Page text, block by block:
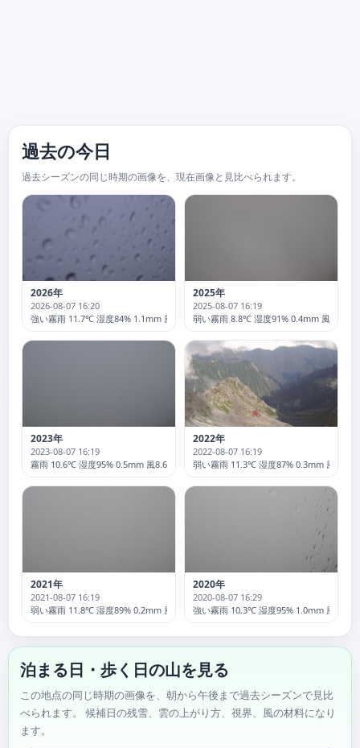
過去の今日
過去シーズンの同じ時期の画像を、現在画像と見比べられます。
2026年
2026-08-07 16:20
強い霧雨 11.7℃ 湿度84% 1.1mm 風3.5 突風16.9km/h
2025年
2025-08-07 16:19
弱い霧雨 8.8℃ 湿度91% 0.4mm 風15.5
2023年
2023-08-07 16:19
霧雨 10.6℃ 湿度95% 0.5mm 風8.6 突風31.7km/h
2022年
2022-08-07 16:19
弱い霧雨 11.3℃ 湿度87% 0.3mm 風7.6
2021年
2021-08-07 16:19
弱い霧雨 11.8℃ 湿度89% 0.2mm 風3.8 突風30.2km/h
2020年
2020-08-07 16:29
強い霧雨 10.3℃ 湿度95% 1.0mm 風8.9
泊まる日・歩く日の山を見る
この地点の同じ時期の画像を、朝から午後まで過去シーズンで見比
べられます。 候補日の残雪、雲の上がり方、視界、風の材料になり
ます。